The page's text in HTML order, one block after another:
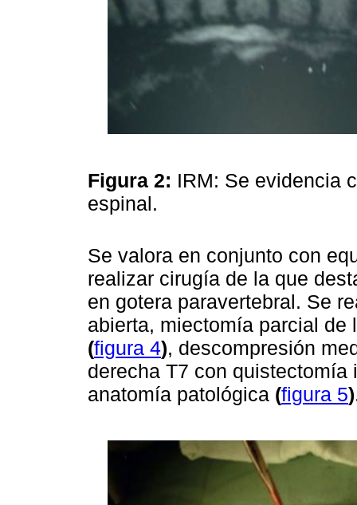
Figura 2: IRM: Se evidencia
espinal.
Se valora en conjunto con
realizar cirugía de la que
en gotera paravertebral. Se
abierta, miectomía parcial
(figura 4), descompresión
derecha T7 con
anatomía patológica (figura 5)